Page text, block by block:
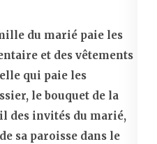
du marié paie les
et des vêtements
qui paie les
le bouquet de la
des invités du marié,
sa paroisse dans le